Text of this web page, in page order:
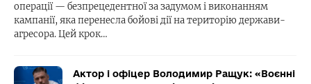
операції — безпрецедентної за задумом і виконанням
кампанії, яка перенесла бойові дії на територію держави-
агресора. Цей крок…
Актор і офіцер Володимир Ращук: «Воєнні